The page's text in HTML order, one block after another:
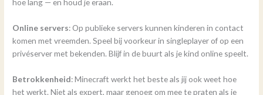
hoe lang — en houd je eraan.
Online servers: Op publieke servers kunnen kinderen in contact
komen met vreemden. Speel bij voorkeur in singleplayer of op een
privéserver met bekenden. Blijf in de buurt als je kind online speelt.
Betrokkenheid: Minecraft werkt het beste als jij ook weet hoe
het werkt. Niet als expert, maar genoeg om mee te praten als je